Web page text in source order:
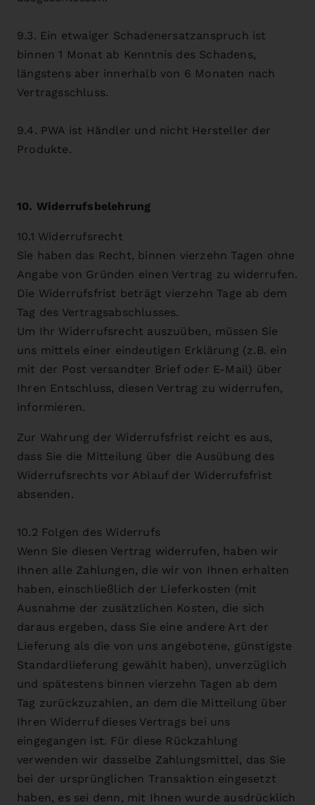
9.3. Ein etwaiger Schadenersatzanspruch ist
binnen 1 Monat ab Kenntnis des Schadens,
längstens aber innerhalb von 6 Monaten nach
Vertragsschluss.
9.4. PWA ist Händler und nicht Hersteller der
Produkte.
10. Widerrufsbelehrung
10.1 Widerrufsrecht
Sie haben das Recht, binnen vierzehn Tagen ohne
Angabe von Gründen einen Vertrag zu widerrufen.
Die Widerrufsfrist beträgt vierzehn Tage ab dem
Tag des Vertragsabschlusses.
Um Ihr Widerrufsrecht auszuüben, müssen Sie
uns mittels einer eindeutigen Erklärung (z.B. ein
mit der Post versandter Brief oder E-Mail) über
Ihren Entschluss, diesen Vertrag zu widerrufen,
informieren.
Zur Wahrung der Widerrufsfrist reicht es aus,
dass Sie die Mitteilung über die Ausübung des
Widerrufsrechts vor Ablauf der Widerrufsfrist
absenden.
10.2 Folgen des Widerrufs
Wenn Sie diesen Vertrag widerrufen, haben wir
Ihnen alle Zahlungen, die wir von Ihnen erhalten
haben, einschließlich der Lieferkosten (mit
Ausnahme der zusätzlichen Kosten, die sich
daraus ergeben, dass Sie eine andere Art der
Lieferung als die von uns angebotene, günstigste
Standardlieferung gewählt haben), unverzüglich
und spätestens binnen vierzehn Tagen ab dem
Tag zurückzuzahlen, an dem die Mitteilung über
Ihren Widerruf dieses Vertrags bei uns
eingegangen ist. Für diese Rückzahlung
verwenden wir dasselbe Zahlungsmittel, das Sie
bei der ursprünglichen Transaktion eingesetzt
haben, es sei denn, mit Ihnen wurde ausdrücklich